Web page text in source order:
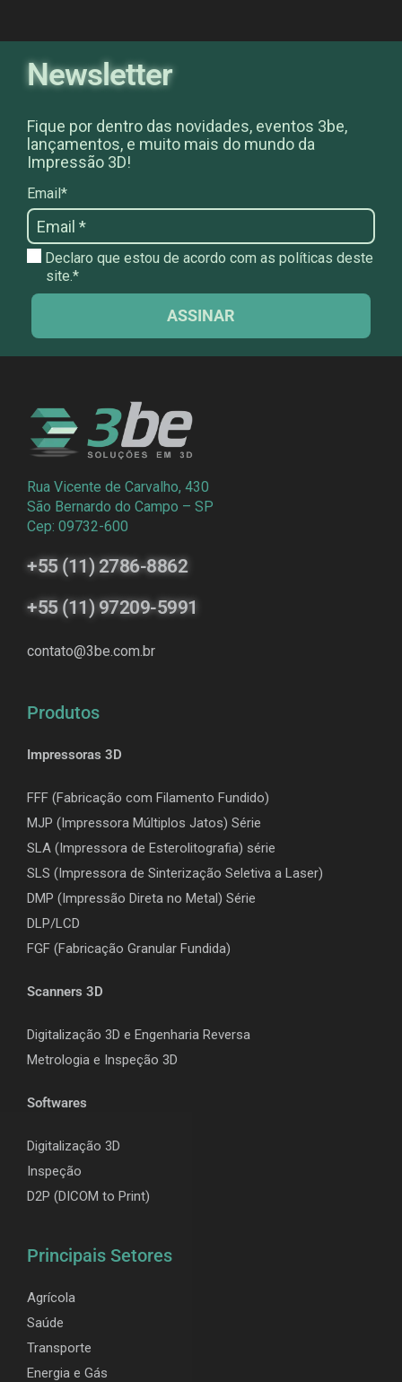
Newsletter
Fique por dentro das novidades, eventos 3be,
lançamentos, e muito mais do mundo da
Impressão 3D!
Email*
Declaro que estou de acordo com as políticas deste
site.*
ASSINAR
Rua Vicente de Carvalho, 430
São Bernardo do Campo – SP
Cep: 09732-600
+55 (11) 2786-8862
+55 (11) 97209-5991
contato@3be.com.br
Produtos
Impressoras 3D
FFF (Fabricação com Filamento Fundido)
MJP (Impressora Múltiplos Jatos) Série
SLA (Impressora de Esterolitografia) série
SLS (Impressora de Sinterização Seletiva a Laser)
DMP (Impressão Direta no Metal) Série
DLP/LCD
FGF (Fabricação Granular Fundida)
Scanners 3D
Digitalização 3D e Engenharia Reversa
Metrologia e Inspeção 3D
Softwares
Digitalização 3D
Inspeção
D2P (DICOM to Print)
Principais Setores
Agrícola
Saúde
Transporte
Energia e Gás